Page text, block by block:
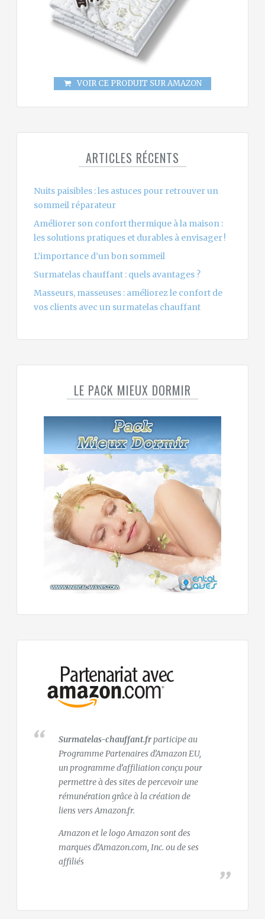
VOIR CE PRODUIT SUR AMAZON
ARTICLES RÉCENTS
Nuits paisibles : les astuces pour retrouver un
sommeil réparateur
Améliorer son confort thermique à la maison :
les solutions pratiques et durables à envisager !
L’importance d’un bon sommeil
Surmatelas chauffant : quels avantages ?
Masseurs, masseuses : améliorez le confort de
vos clients avec un surmatelas chauffant
LE PACK MIEUX DORMIR
Surmatelas-chauffant.frparticipe au
Programme Partenaires d’Amazon EU,
un programme d’affiliation conçu pour
permettre à des sites de percevoir une
rémunération grâce à la création de
liens vers Amazon.fr.
Amazon et le logo Amazon sont des
marques d’Amazon.com, Inc. ou de ses
affiliés